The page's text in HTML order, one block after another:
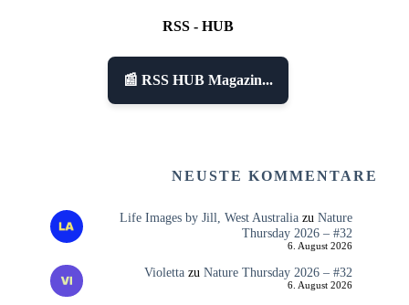
RSS - HUB
📰 RSS HUB Magazin...
NEUSTE KOMMENTARE
Life Images by Jill, West Australiazu Nature
Thursday 2026 – #32
6. August 2026
Violettazu Nature Thursday 2026 – #32
6. August 2026